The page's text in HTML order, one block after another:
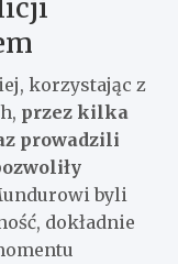
korzystając z
przez kilka
prowadzili
byli
dokładnie